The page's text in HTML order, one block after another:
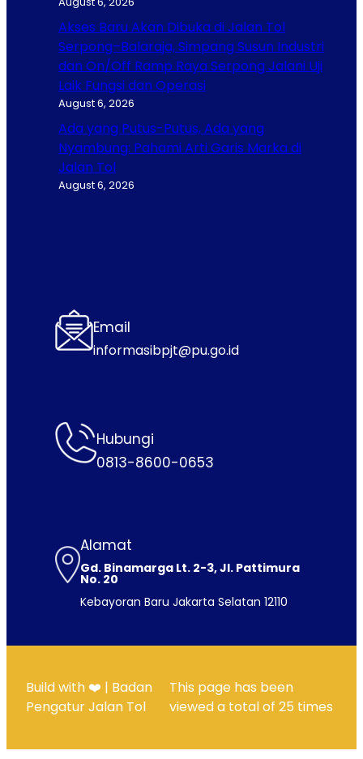
Akses Baru Akan Dibuka di Jalan Tol
Serpong–Balaraja, Simpang Susun Industri
dan On/Off Ramp Raya Serpong Jalani Uji
Laik Fungsi dan Operasi
August 6, 2026
Ada yang Putus-Putus, Ada yang
Nyambung: Pahami Arti Garis Marka di
Jalan Tol
August 6, 2026
Email
informasibpjt@pu.go.id
Hubungi
0813-8600-0653
Alamat
Gd. Binamarga Lt. 2-3, Jl. Pattimura
No. 20
Kebayoran Baru Jakarta Selatan 12110
Build with ❤️ | Badan
Pengatur Jalan Tol
This page has been
viewed a total of25 times